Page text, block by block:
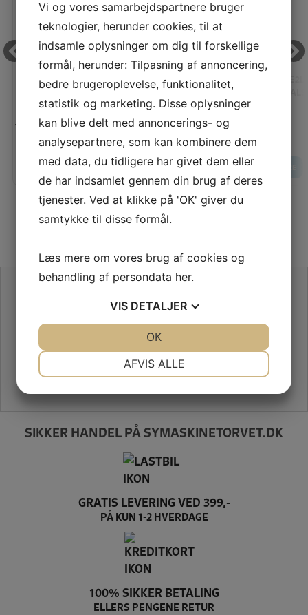
ELASTIK M/DYREPRINT, BRUN, 3 CM.
LÆS MERE
Vores pris:
20,00KR
LÆG I KURV
SE VORES ANMELDELSER PÅ TRUSTPILOT
SIKKER HANDEL PÅ SYMASKINETORVET.DK
GRATIS LEVERING VED 399,-
PÅ KUN 1-2 HVERDAGE
100% SIKKER BETALING
ELLERS PENGENE RETUR
Vi og vores samarbejdspartnere bruger
teknologier, herunder cookies, til at
indsamle oplysninger om dig til forskellige
formål, herunder: Tilpasning af annoncering,
bedre brugeroplevelse, funktionalitet,
statistik og marketing. Disse oplysninger
kan blive delt med annoncerings- og
analysepartnere, som kan kombinere dem
med data, du tidligere har givet dem eller
de har indsamlet gennem din brug af deres
tjenester. Ved at klikke på 'OK' giver du
samtykke til disse formål.
Læs mere om vores brug af cookies og
behandling af persondata her.
VIS DETALJER
AFVIS ALLE
OK